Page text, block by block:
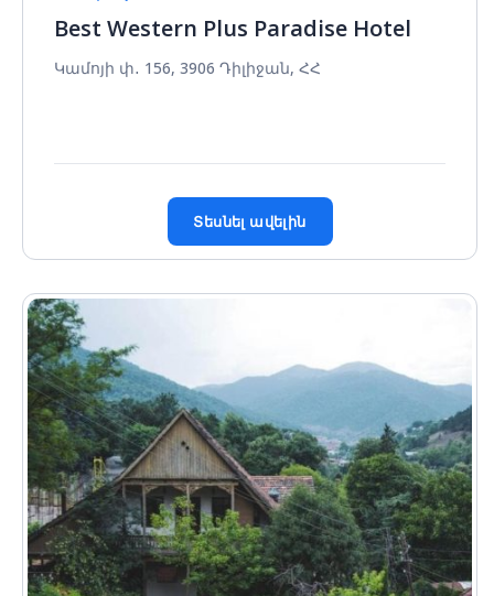
Best Western Plus Paradise Hotel
Կամոյի փ․ 156, 3906 Դիլիջան, ՀՀ
Տեսնել ավելին